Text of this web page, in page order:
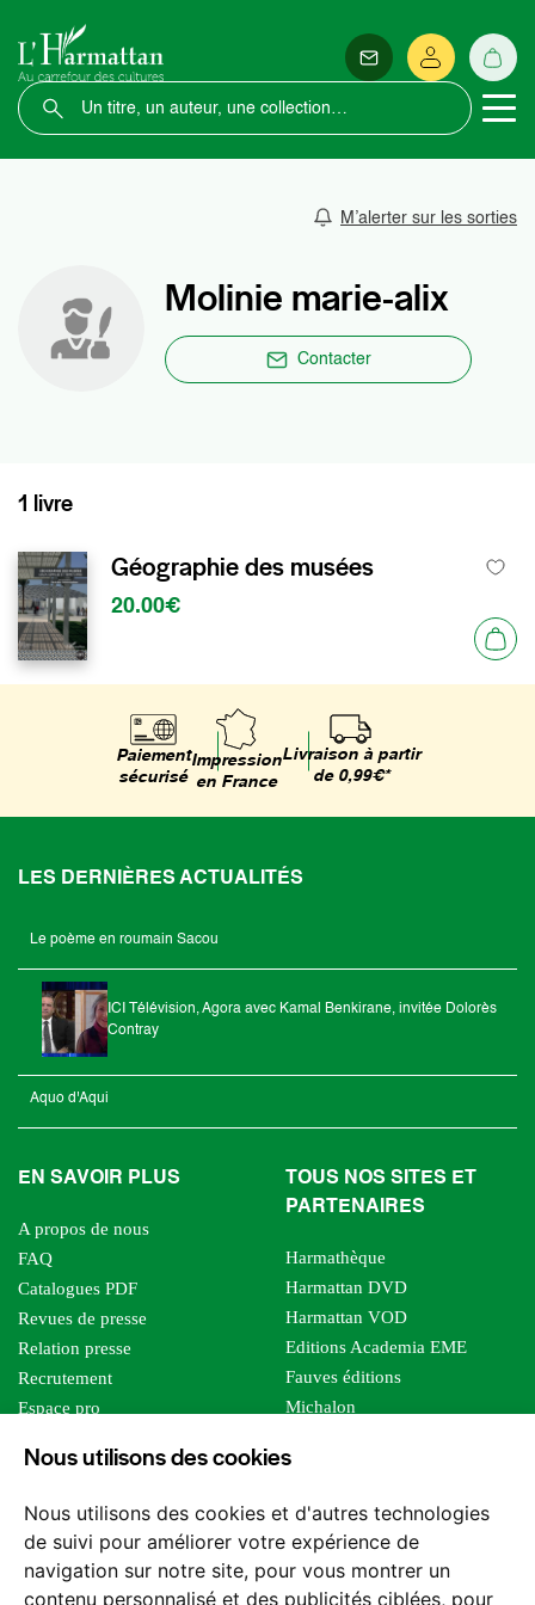
Nous utilisons des cookies
Nous utilisons des cookies et d'autres technologies
de suivi pour améliorer votre expérience de
navigation sur notre site, pour vous montrer un
contenu personnalisé et des publicités ciblées, pour
M’alerter sur les sorties
Molinie marie-alix
Contacter
1 livre
Géographie des musées
20.00€
Paiement
sécurisé
Impression
en France
Livraison à partir
de 0,99€*
LES DERNIÈRES ACTUALITÉS
Le poème en roumain Sacou
ICI Télévision, Agora avec Kamal Benkirane, invitée Dolorès
Contray
Aquo d'Aqui
EN SAVOIR PLUS
A propos de nous
FAQ
Catalogues PDF
Revues de presse
Relation presse
Recrutement
Espace pro
Foreign rights
TOUS NOS SITES ET
PARTENAIRES
Harmathèque
Harmattan DVD
Harmattan VOD
Editions Academia EME
Fauves éditions
Michalon
Editions Sutton
Les impliqués
Tous les éditeurs